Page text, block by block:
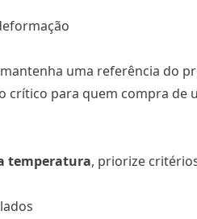
uma referência do
crítico para quem compra de
temperatura, priorize